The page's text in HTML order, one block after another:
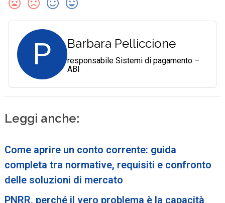
P Barbara Pelliccione
responsabile Sistemi di pagamento –
ABI
Leggi anche:
Come aprire un conto corrente: guida
completa tra normative, requisiti e confronto
delle soluzioni di mercato
PNRR, perché il vero problema è la capacità